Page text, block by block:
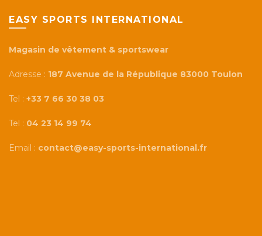
EASY SPORTS INTERNATIONAL
Magasin de vêtement & sportswear
Adresse : 187 Avenue de la République 83000 Toulon
Tel : +33 7 66 30 38 03
Tel : 04 23 14 99 74
Email : contact@easy-sports-international.fr